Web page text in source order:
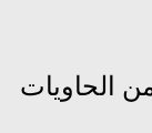
الحاويات